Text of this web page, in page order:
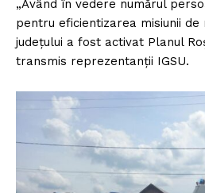
„Având în vedere numărul
pentru eficientizarea misiunii de
judeţului a fost activat Planul
transmis reprezentanţii IGSU.